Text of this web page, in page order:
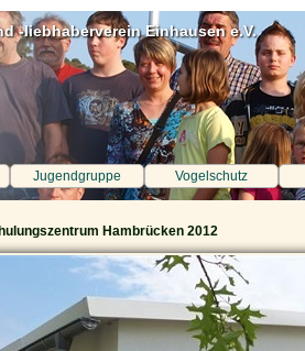
-liebhaberverein Einhausen e.V.
Jugendgruppe Vogelschutz
Hambrücken 2012